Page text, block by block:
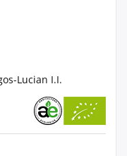
Lucian I.I.